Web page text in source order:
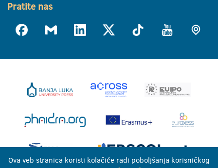
Pratite nas
Ova veb stranica koristi kolačiće radi poboljšanja korisničkog